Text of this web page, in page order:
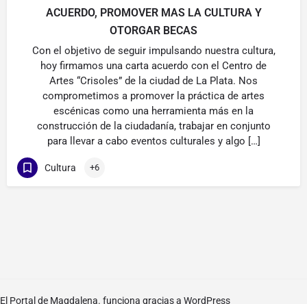
ACUERDO, PROMOVER MAS LA CULTURA Y
OTORGAR BECAS
Con el objetivo de seguir impulsando nuestra cultura,
hoy firmamos una carta acuerdo con el Centro de
Artes “Crisoles” de la ciudad de La Plata. Nos
comprometimos a promover la práctica de artes
escénicas como una herramienta más en la
construcción de la ciudadanía, trabajar en conjunto
para llevar a cabo eventos culturales y algo […]
Cultura +6
El Portal de Magdalena. funciona gracias a WordPress